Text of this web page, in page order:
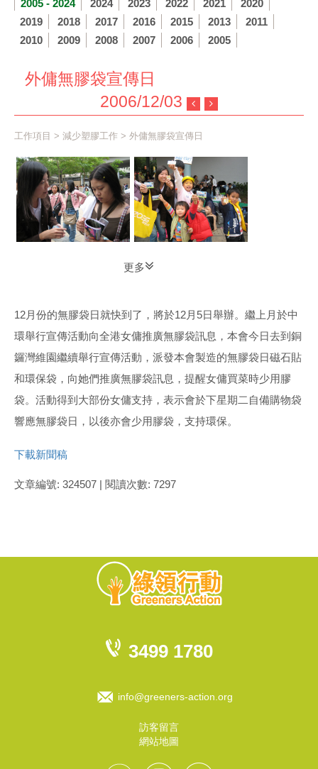
2005 - 2024 2024 2023 2022 2021
2020
2019
2018 2017 2016 2015 2013
2011
2010
2009 2008 2007 2006 2005
外傭無膠袋宣傳日
2006/12/03
工作項目 > 減少塑膠工作 > 外傭無膠袋宣傳日
更多
12月份的無膠袋日就快到了，將於12月5日舉辦。繼上月於中
環舉行宣傳活動向全港女傭推廣無膠袋訊息，本會今日去到銅
鑼灣維園繼續舉行宣傳活動，派發本會製造的無膠袋日磁石貼
和環保袋，向她們推廣無膠袋訊息，提醒女傭買菜時少用膠
袋。活動得到大部份女傭支持，表示會於下星期二自備購物袋
響應無膠袋日，以後亦會少用膠袋，支持環保。
下載新聞稿
文章編號: 324507 | 閱讀次數: 7297
3499 1780
info@greeners-action.org
訪客留言
網站地圖